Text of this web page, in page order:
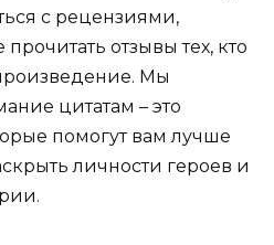
с рецензиями,
отзывы тех, кто
Мы
цитатам – это
помогут вам лучше
личности героев и